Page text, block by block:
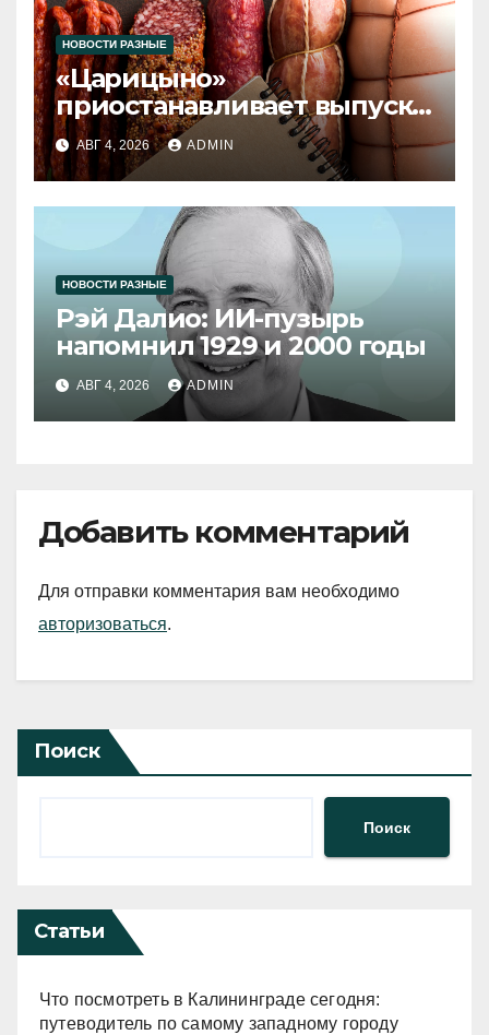
НОВОСТИ РАЗНЫЕ
«Царицыно»
приостанавливает выпуск
продукции
АВГ 4, 2026 ADMIN
НОВОСТИ РАЗНЫЕ
Рэй Далио: ИИ-пузырь
напомнил 1929 и 2000 годы
АВГ 4, 2026 ADMIN
Добавить комментарий
Для отправки комментария вам необходимо
авторизоваться.
Поиск
Поиск
Статьи
Что посмотреть в Калининграде сегодня:
путеводитель по самому западному городу